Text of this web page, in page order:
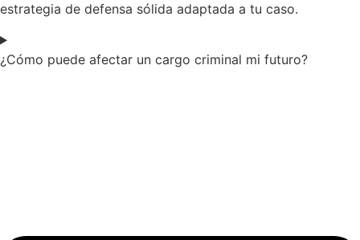
estrategia de defensa sólida adaptada a tu caso.
¿Cómo puede afectar un cargo criminal mi futuro?